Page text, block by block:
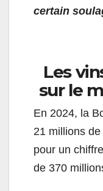
certain
Les
sur le
En 2024, la
21 millions
pour un
de 370